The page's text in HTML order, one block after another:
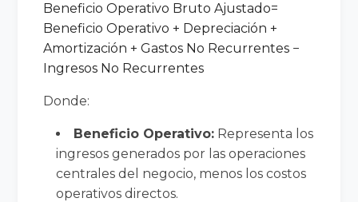
Beneficio Operativo Bruto Ajustado=
Beneficio Operativo+ Depreciación+
Amortización+Gastos No Recurrentes −
Ingresos No Recurrentes
Donde:
Beneficio Operativo: Representa los
ingresos generados por las operaciones
centrales del negocio, menos los costos
operativos directos.